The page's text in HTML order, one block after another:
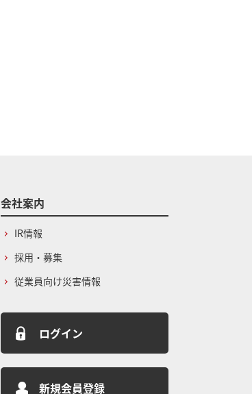
会社案内
IR情報
採用・募集
従業員向け災害情報
ログイン
新規会員登録